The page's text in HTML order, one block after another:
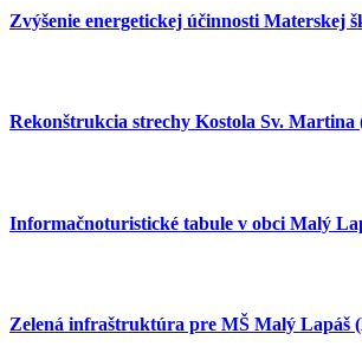
Zvýšenie energetickej účinnosti Materskej
Rekonštrukcia strechy Kostola Sv.
Informačnoturistické tabule v obci Malý
Zelená infraštruktúra pre MŠ Malý Lapáš